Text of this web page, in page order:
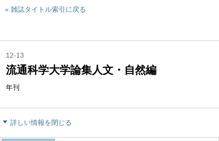
雑誌タイトル索引に戻る
12-13
流通科学大学論集人文・自然編
年刊
詳しい情報を閉じる